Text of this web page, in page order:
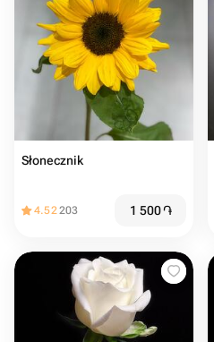
Słonecznik
4.52203 1 500֏